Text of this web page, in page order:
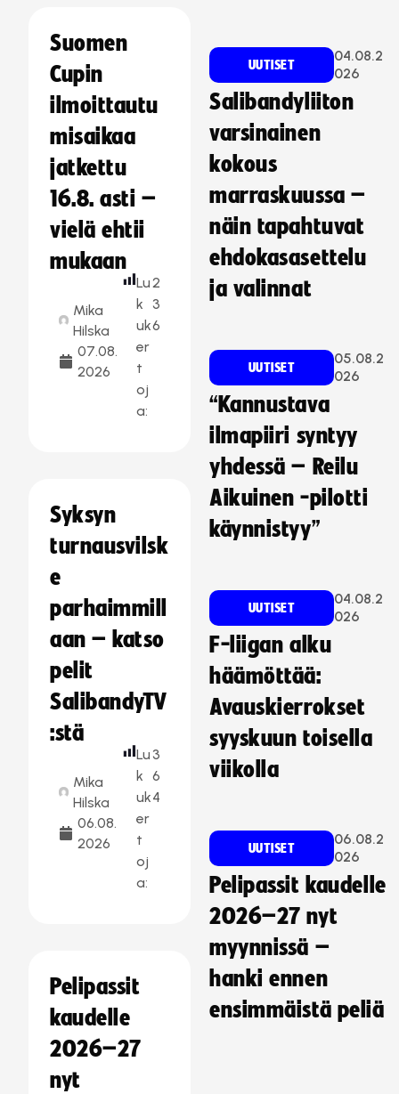
Suomen
Cupin
ilmoittautu
misaikaa
jatkettu
16.8. asti –
vielä ehtii
mukaan
Mika
Hilska
07.08.
2026
Lu
k
uk
er
t
oj
a:
2
3
6
Syksyn
turnausvilsk
e
parhaimmill
aan – katso
pelit
SalibandyTV
:stä
Mika
Hilska
06.08.
2026
Lu
k
uk
er
t
oj
a:
3
6
4
Pelipassit
kaudelle
2026–27
nyt
UUTISET
04.08.2
026
Salibandyliiton
varsinainen
kokous
marraskuussa –
näin tapahtuvat
ehdokasasettelu
ja valinnat
UUTISET
05.08.2
026
“Kannustava
ilmapiiri syntyy
yhdessä – Reilu
Aikuinen -pilotti
käynnistyy”
UUTISET
04.08.2
026
F-liigan alku
häämöttää:
Avauskierrokset
syyskuun toisella
viikolla
UUTISET
06.08.2
026
Pelipassit kaudelle
2026–27 nyt
myynnissä –
hanki ennen
ensimmäistä peliä